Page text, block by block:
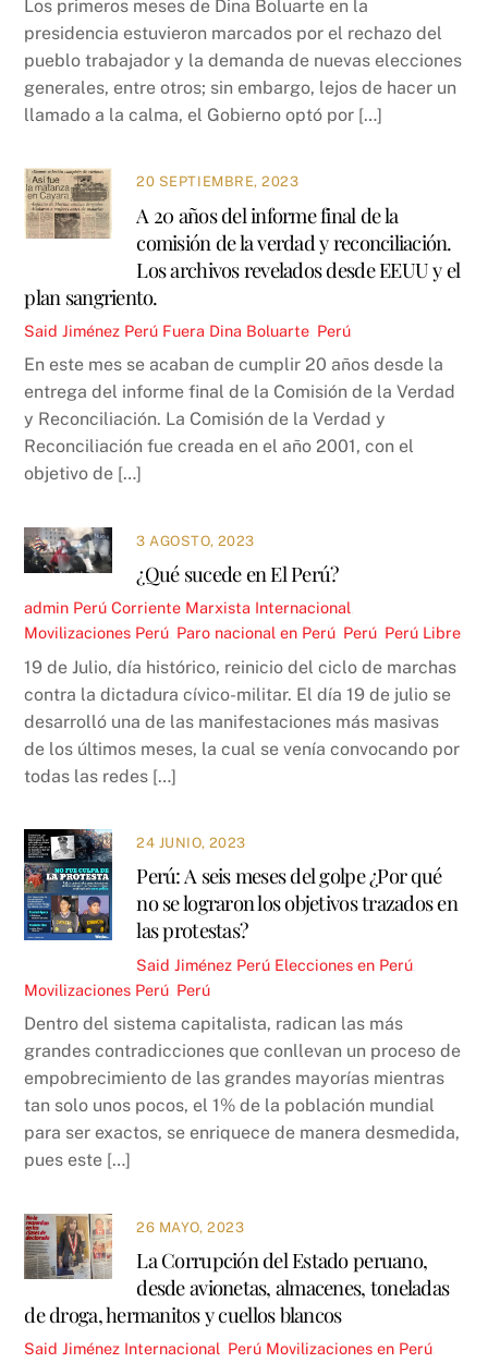
Los primeros meses de Dina Boluarte en la
presidencia estuvieron marcados por el rechazo del
pueblo trabajador y la demanda de nuevas elecciones
generales, entre otros; sin embargo, lejos de hacer un
llamado a la calma, el Gobierno optó por […]
20 SEPTIEMBRE, 2023
A 20 años del informe final de la
comisión de la verdad y reconciliación.
Los archivos revelados desde EEUU y el
plan sangriento.
Said Jiménez Perú Fuera Dina Boluarte Perú
En este mes se acaban de cumplir 20 años desde la
entrega del informe final de la Comisión de la Verdad
y Reconciliación. La Comisión de la Verdad y
Reconciliación fue creada en el año 2001, con el
objetivo de […]
3 AGOSTO, 2023
¿Qué sucede en El Perú?
admin Perú Corriente Marxista Internacional
Movilizaciones Perú Paro nacional en Perú Perú Perú Libre
19 de Julio, día histórico, reinicio del ciclo de marchas
contra la dictadura cívico-militar. El día 19 de julio se
desarrolló una de las manifestaciones más masivas
de los últimos meses, la cual se venía convocando por
todas las redes […]
24 JUNIO, 2023
Perú: A seis meses del golpe ¿Por qué
no se lograron los objetivos trazados en
las protestas?
Said Jiménez Perú Elecciones en Perú
Movilizaciones Perú Perú
Dentro del sistema capitalista, radican las más
grandes contradicciones que conllevan un proceso de
empobrecimiento de las grandes mayorías mientras
tan solo unos pocos, el 1% de la población mundial
para ser exactos, se enriquece de manera desmedida,
pues este […]
26 MAYO, 2023
La Corrupción del Estado peruano,
desde avionetas, almacenes, toneladas
de droga, hermanitos y cuellos blancos
Said Jiménez Internacional Perú Movilizaciones en Perú